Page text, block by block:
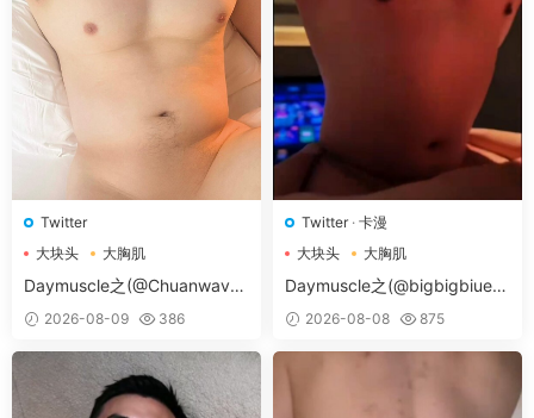
Twitter
大块头
大胸肌
大胸肌肉男
Daymuscle之(@Chuanwave-
@Chuan）
2026-08-09 386
Twitter· 卡漫
大块头
大胸肌
大胸肌肉男
Daymuscle之(@bigbigbiue-
@BBb）
2026-08-08 875